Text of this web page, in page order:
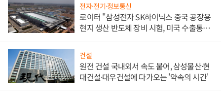
전자·전기·정보통신
로이터 "삼성전자 SK하이닉스 중국 공장용
현지 생산 반도체 장비 시험, 미국 수출통제
건설
원전 건설 국내외서 속도 붙어, 삼성물산·현
대건설·대우건설에 다가오는 '약속의 시간'